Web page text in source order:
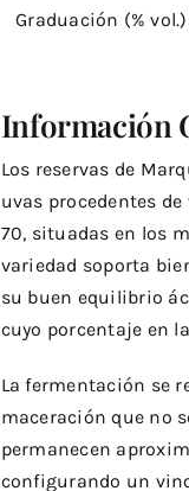
Graduación (%
Información
Los reservas de
uvas procedentes
70, situadas en los
variedad soporta
su buen equilibrio
cuyo porcentaje en
La fermentación se
maceración que no
permanecen
configurando un